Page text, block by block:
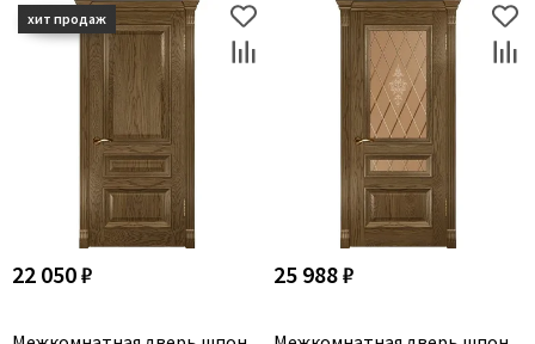
22 050 ₽ 25 988 ₽